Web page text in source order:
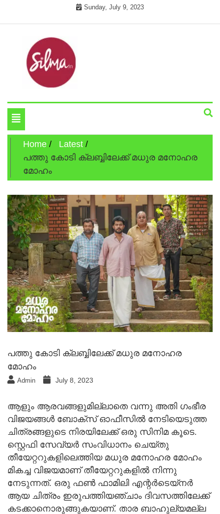
Sunday, July 9, 2023
Silma.in
Toggle
navigation
Home
Latest
പത്തു കോടി ക്ലബ്ബിലേക്ക് മധുര മനോഹര
മോഹം
പത്തു കോടി ക്ലബ്ബിലേക്ക് മധുര മനോഹര
മോഹം
Admin July 8, 2023
ആളും ആരവങ്ങളുമില്ലാതെ വന്നു അതി ഗംഭീര
വിജയങ്ങൾ ബോക്സ്‌ ഓഫീസിൽ നേടിയെടുത്ത
ചിത്രങ്ങളുടെ നിരയിലേക്ക് ഒരു സിനിമ കൂടെ.
സ്റ്റെഫി സേവ്യർ സംവിധാനം ചെയ്തു
തീയേറ്ററുകളിലെത്തിയ മധുര മനോഹര മോഹം
മികച്ച വിജയമാണ് തീയേറ്ററുകളിൽ നിന്നു
നേടുന്നത്. ഒരു ഫൺ ഫാമിലി എന്റർടെയ്നർ
ആയ ചിത്രം ഇരുപത്തിയഞ്ചാം ദിവസത്തിലേക്ക്
കടക്കാനൊരുങ്ങുകയാണ്. താര ബാഹുല്യമല്ല